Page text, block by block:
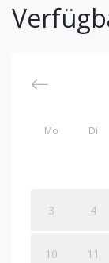
Mo Di
3 4
10 11